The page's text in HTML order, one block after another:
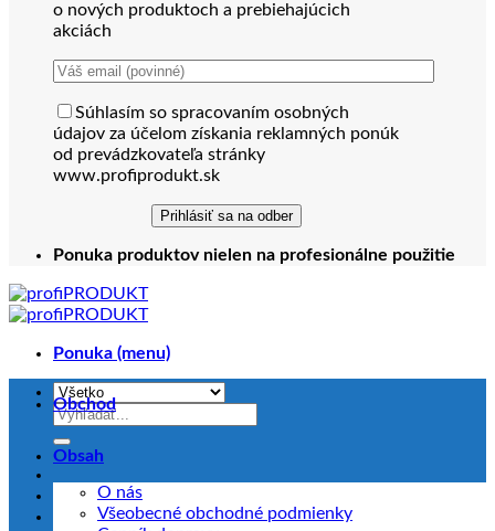
o nových produktoch a prebiehajúcich
akciách
Súhlasím so spracovaním osobných
údajov za účelom získania reklamných ponúk
od prevádzkovateľa stránky
www.profiprodukt.sk
Ponuka produktov nielen na profesionálne použitie
Ponuka (menu)
Hľadať:
Obchod
Obsah
O nás
Všeobecné obchodné podmienky